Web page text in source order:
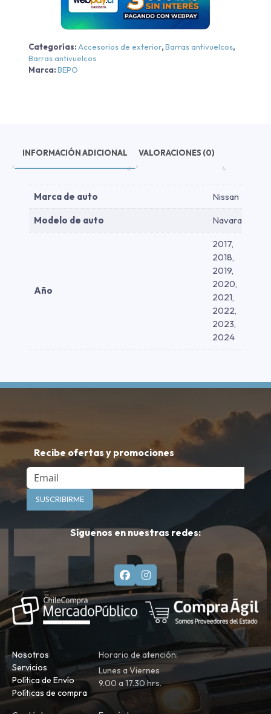
NP-
300
New
NAVARA
2024
cantidad
Categorías: Accesorios de exterior,Barras antivuelcos,
Barras antivuelcos
Marca:BEPO
INFORMACIÓN ADICIONAL VALORACIONES (0)
Marca de auto Nissan
Modelo de auto Navara
Año
2017,
2018,
2019,
2020,
2021,
2022,
2023,
2024
Recibe ofertas y promociones
Email
SUSCRIBIRME
Síguenos en nuestras redes:
Nosotros
Servicios
Política de Envío
Políticas de compra
Horario de atención:
Lunes a Viernes
9.00 a 17.30 hrs.